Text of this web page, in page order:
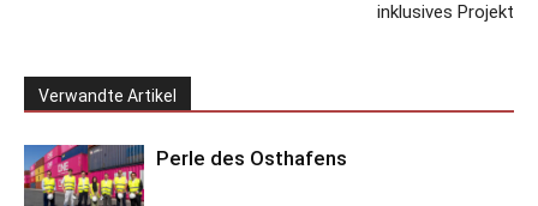
inklusives Projekt
Verwandte Artikel
Perle des Osthafens